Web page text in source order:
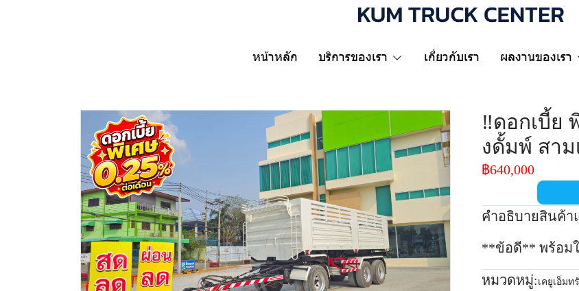
หน้าหลัก บริการของเรา เกี่ยวกับเรา ผลงานของเรา
‼️ดอกเบี้ย
งดั้มพ์ สาม
฿640,000
คำอธิบายสินค้า
**ข้อดี** พร้อม
หมวดหมู่: เคยูเอ็มท